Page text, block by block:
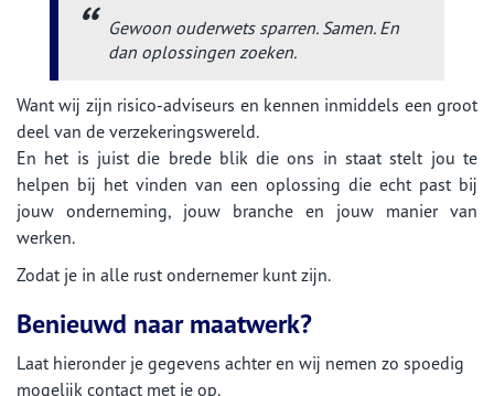
Gewoon ouderwets sparren. Samen. En
dan oplossingen zoeken.
Want wij zijn risico-adviseurs en kennen inmiddels een groot
deel van de verzekeringswereld.
En het is juist die brede blik die ons in staat stelt jou te
helpen bij het vinden van een oplossing die echt past bij
jouw onderneming, jouw branche en jouw manier van
werken.
Zodat je in alle rust ondernemer kunt zijn.
Benieuwd naar maatwerk?
Laat hieronder je gegevens achter en wij nemen zo spoedig
mogelijk contact met je op.